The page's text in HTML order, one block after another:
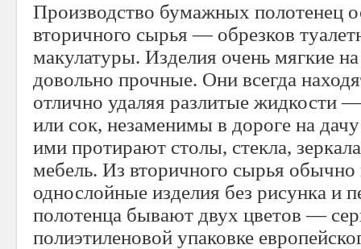
Производство бумажных полотенец
вторичного сырья — обрезков
макулатуры. Изделия очень мягкие
довольно прочные. Они всегда
отлично удаляя разлитые жидкости
или сок, незаменимы в дороге на
ими протирают столы, стекла,
мебель. Из вторичного сырья
однослойные изделия без рисунка и
полотенца бывают двух цветов —
полиэтиленовой упаковке